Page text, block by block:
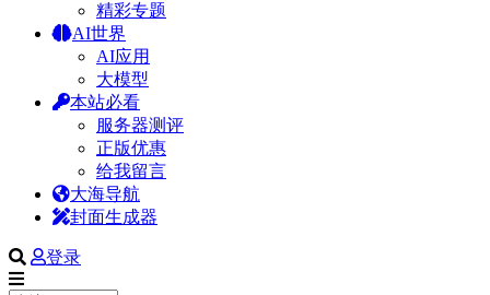
精彩专题
AI世界
AI应用
大模型
本站必看
服务器测评
正版优惠
给我留言
大海导航
封面生成器
登录